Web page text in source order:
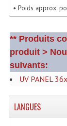
• Poids approx.
** Produits
produit >
suivants:
UV PANEL
LANGUES